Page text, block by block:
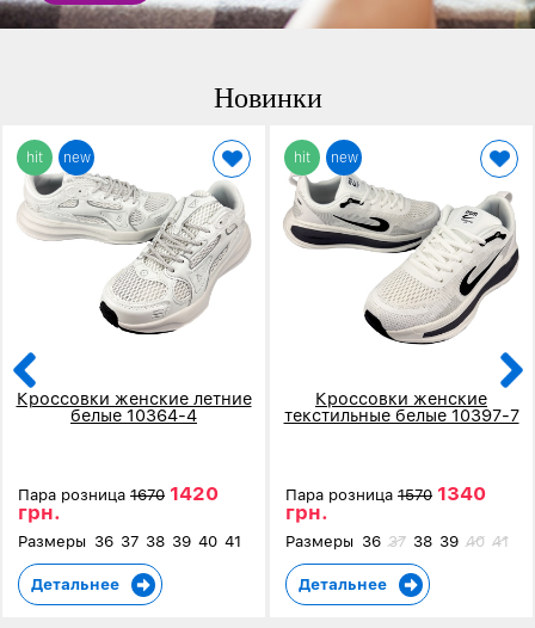
Новинки
Кроссовки женские летние
белые 10364-4
Пара розница 1670 1420
грн.
Размеры 36 37 38 39 40 41
Детальнее
hit new
Кроссовки женские
текстильные белые 10397-7
Пара розница 1570 1340
грн.
Размеры 36 37 38 39 40 41
Детальнее
hit new